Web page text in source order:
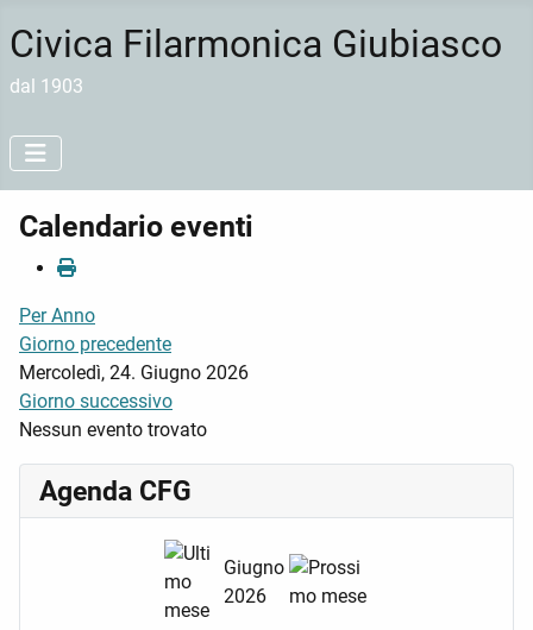
Civica Filarmonica Giubiasco
dal 1903
Calendario eventi
Per Anno
Giorno precedente
Mercoledì, 24. Giugno 2026
Giorno successivo
Nessun evento trovato
Agenda CFG
Giugno
2026